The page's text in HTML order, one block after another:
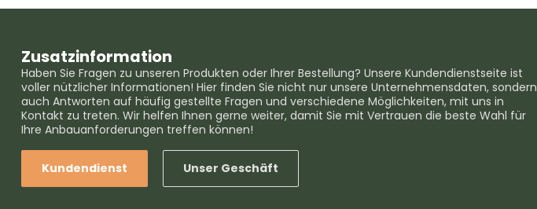
Zusatzinformation
Haben Sie Fragen zu unseren Produkten oder Ihrer Bestellung? Unsere Kundendienstseite ist
voller nützlicher Informationen! Hier finden Sie nicht nur unsere Unternehmensdaten, sondern
auch Antworten auf häufig gestellte Fragen und verschiedene Möglichkeiten, mit uns in
Kontakt zu treten. Wir helfen Ihnen gerne weiter, damit Sie mit Vertrauen die beste Wahl für
Ihre Anbauanforderungen treffen können!
Kundendienst Unser Geschäft